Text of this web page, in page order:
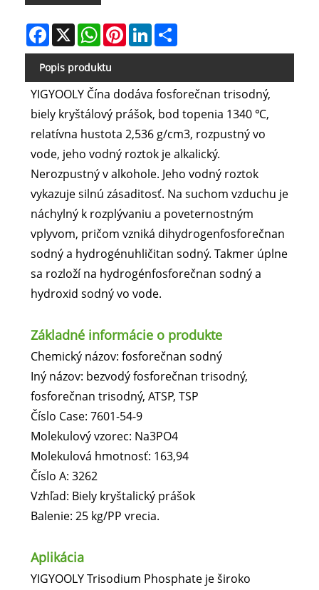
Facebook
X WhatsAppPinterestLinkedIn
Popis produktu
YIGYOOLY Čína dodáva fosforečnan trisodný,
biely kryštálový prášok, bod topenia 1340 ℃,
relatívna hustota 2,536 g/cm3, rozpustný vo
vode, jeho vodný roztok je alkalický.
Nerozpustný v alkohole. Jeho vodný roztok
vykazuje silnú zásaditosť. Na suchom vzduchu je
náchylný k rozplývaniu a poveternostným
vplyvom, pričom vzniká dihydrogenfosforečnan
sodný a hydrogénuhličitan sodný. Takmer úplne
sa rozloží na hydrogénfosforečnan sodný a
hydroxid sodný vo vode.
Základné informácie o produkte
Chemický názov: fosforečnan sodný
Iný názov: bezvodý fosforečnan trisodný,
fosforečnan trisodný, ATSP, TSP
Číslo Case: 7601-54-9
Molekulový vzorec: Na3PO4
Molekulová hmotnosť: 163,94
Číslo A: 3262
Vzhľad: Biely kryštalický prášok
Balenie: 25 kg/PP vrecia.
Aplikácia
YIGYOOLY Trisodium Phosphate je široko